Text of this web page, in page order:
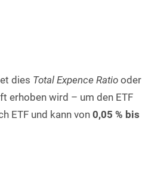
dies Total Expence Ratiooder
erhoben wird – um den ETF
ETF und kann von 0,05 % bis